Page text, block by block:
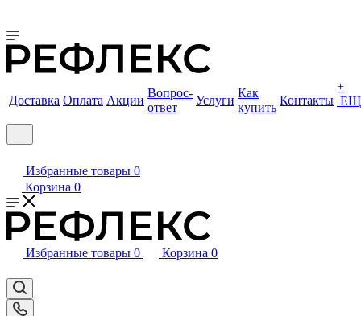
Доставка Оплата Акции
Вопрос-
ответ
Услуги
Как
купить
Контакты
+
Избранные товары 0
Корзина 0
Избранные товары 0 Корзина 0